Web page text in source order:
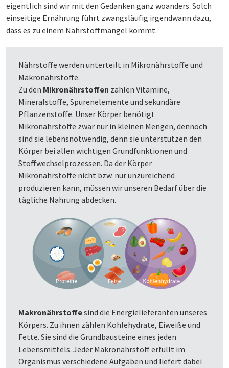
eigentlich sind wir mit den Gedanken ganz woanders. Solch
einseitige Ernährung führt zwangsläufig irgendwann dazu,
dass es zu einem Nährstoffmangel kommt.
Nährstoffe werden unterteilt in Mikronährstoffe und
Makronährstoffe.
Zu den Mikronährstoffen zählen Vitamine,
Mineralstoffe, Spurenelemente und sekundäre
Pflanzenstoffe. Unser Körper benötigt
Mikronährstoffe zwar nur in kleinen Mengen, dennoch
sind sie lebensnotwendig, denn sie unterstützen den
Körper bei allen wichtigen Grundfunktionen und
Stoffwechselprozessen. Da der Körper
Mikronährstoffe nicht bzw. nur unzureichend
produzieren kann, müssen wir unseren Bedarf über die
tägliche Nahrung abdecken.
Makronährstoffesind die Energielieferanten unseres
Körpers. Zu ihnen zählen Kohlehydrate, Eiweiße und
Fette. Sie sind die Grundbausteine eines jeden
Lebensmittels. Jeder Makronährstoff erfüllt im
Organismus verschiedene Aufgaben und liefert dabei